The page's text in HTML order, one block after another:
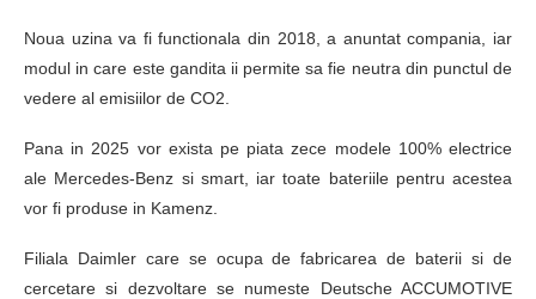
Noua uzina va fi functionala din 2018, a anuntat compania, iar
modul in care este gandita ii permite sa fie neutra din punctul de
vedere al emisiilor de CO2.
Pana in 2025 vor exista pe piata zece modele 100% electrice
ale Mercedes-Benz si smart, iar toate bateriile pentru acestea
vor fi produse in Kamenz.
Filiala Daimler care se ocupa de fabricarea de baterii si de
cercetare si dezvoltare se numeste Deutsche ACCUMOTIVE